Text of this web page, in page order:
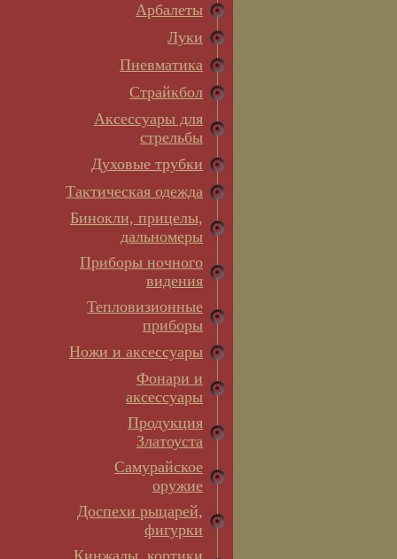
Арбалеты
Луки
Пневматика
Страйкбол
Аксессуары для
стрельбы
Духовые трубки
Тактическая одежда
Бинокли, прицелы,
дальномеры
Приборы ночного
видения
Тепловизионные
приборы
Ножи и аксессуары
Фонари и
аксессуары
Продукция
Златоуста
Самурайское
оружие
Доспехи рыцарей,
фигурки
Кинжалы, кортики